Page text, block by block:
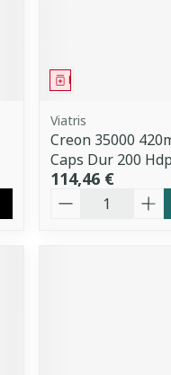
Médicament
Viatris
Creon 35000
Caps Dur 200
114,46 €
Quantité